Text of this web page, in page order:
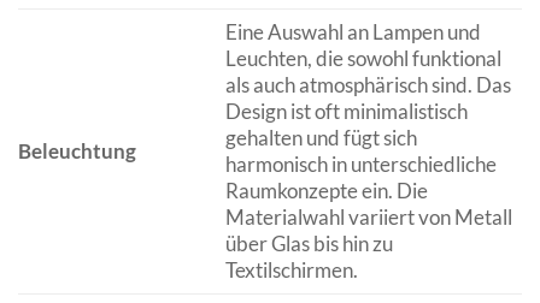
Beleuchtung
Eine Auswahl an Lampen und
Leuchten, die sowohl funktional
als auch atmosphärisch sind. Das
Design ist oft minimalistisch
gehalten und fügt sich
harmonisch in unterschiedliche
Raumkonzepte ein. Die
Materialwahl variiert von Metall
über Glas bis hin zu
Textilschirmen.